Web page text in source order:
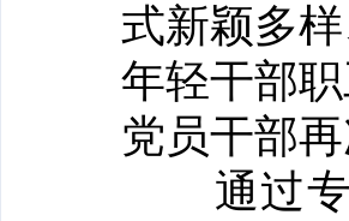
式新颖多
年轻干部
党员干部
通过专